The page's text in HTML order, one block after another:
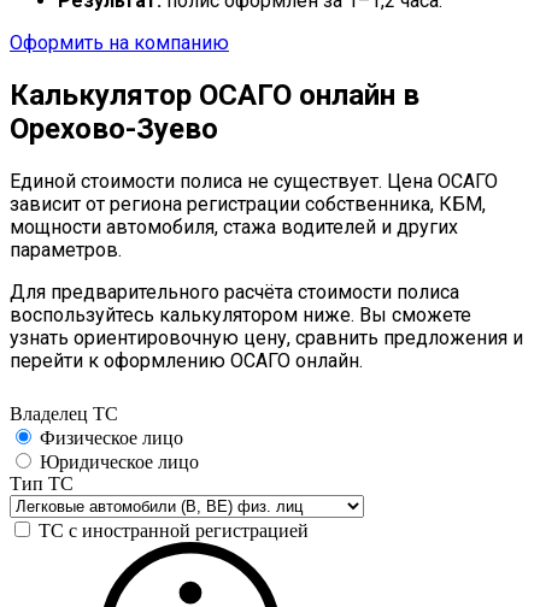
Оформить на компанию
Калькулятор ОСАГО онлайн в
Орехово-Зуево
Единой стоимости полиса не существует. Цена ОСАГО
зависит от региона регистрации собственника, КБМ,
мощности автомобиля, стажа водителей и других
параметров.
Для предварительного расчёта стоимости полиса
воспользуйтесь калькулятором ниже. Вы сможете
узнать ориентировочную цену, сравнить предложения и
перейти к оформлению ОСАГО онлайн.